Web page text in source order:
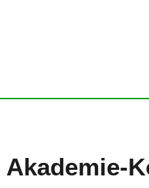
Akademie-